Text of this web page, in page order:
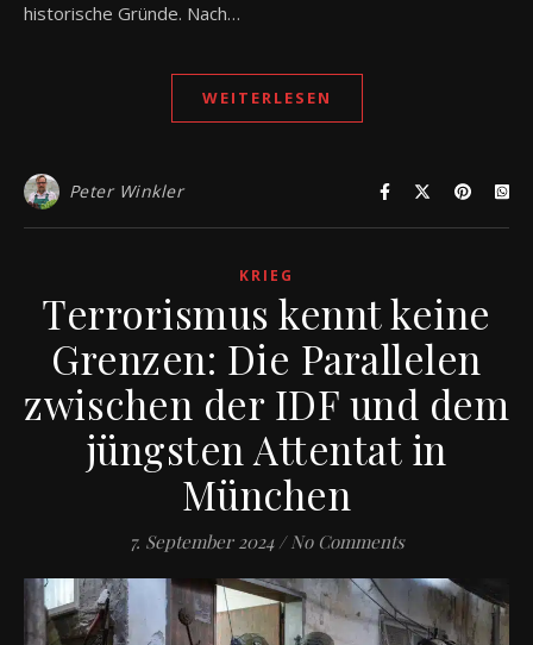
historische Gründe. Nach…
WEITERLESEN
Peter Winkler
KRIEG
Terrorismus kennt keine
Grenzen: Die Parallelen
zwischen der IDF und dem
jüngsten Attentat in
München
7. September 2024 / No Comments